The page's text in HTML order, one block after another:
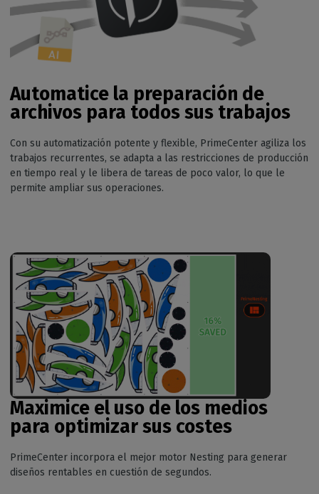
Automatice la preparación de
archivos para todos sus trabajos
Con su automatización potente y flexible, PrimeCenter agiliza los
trabajos recurrentes, se adapta a las restricciones de producción
en tiempo real y le libera de tareas de poco valor, lo que le
permite ampliar sus operaciones.
Maximice el uso de los medios
para optimizar sus costes
PrimeCenter incorpora el mejor motor Nesting para generar
diseños rentables en cuestión de segundos.